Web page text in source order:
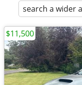
search a wider
$11,500